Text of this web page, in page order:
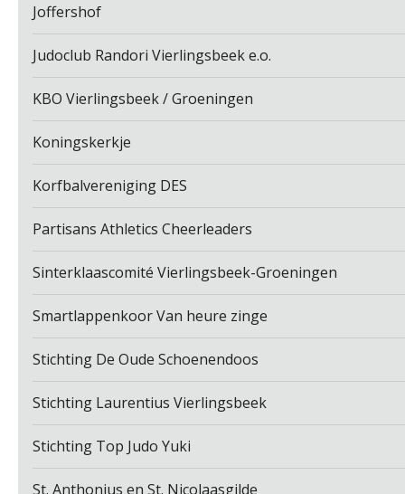
Joffershof
Judoclub Randori Vierlingsbeek e.o.
KBO Vierlingsbeek / Groeningen
Koningskerkje
Korfbalvereniging DES
Partisans Athletics Cheerleaders
Sinterklaascomité Vierlingsbeek-Groeningen
Smartlappenkoor Van heure zinge
Stichting De Oude Schoenendoos
Stichting Laurentius Vierlingsbeek
Stichting Top Judo Yuki
St. Anthonius en St. Nicolaasgilde